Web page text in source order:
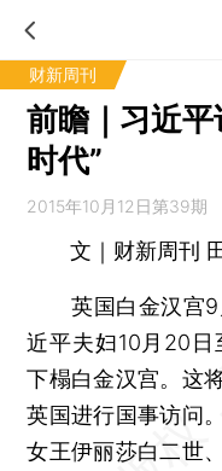
财新周刊
前瞻｜习近
时代”
2015年10月12日第39期
文｜财新周刊
英国白金汉宫9
近平夫妇10月20日
下榻白金汉宫。这
英国进行国事访问
女王伊丽莎白二世